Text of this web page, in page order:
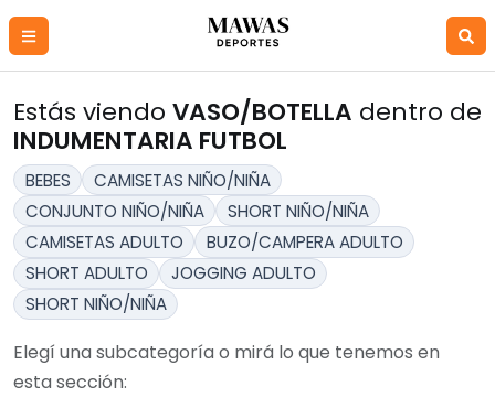
Estás viendo VASO/BOTELLA dentro de
INDUMENTARIA FUTBOL
BEBES
CAMISETAS NIÑO/NIÑA
CONJUNTO NIÑO/NIÑA
SHORT NIÑO/NIÑA
CAMISETAS ADULTO
BUZO/CAMPERA ADULTO
SHORT ADULTO
JOGGING ADULTO
SHORT NIÑO/NIÑA
Elegí una subcategoría o mirá lo que tenemos en
esta sección: